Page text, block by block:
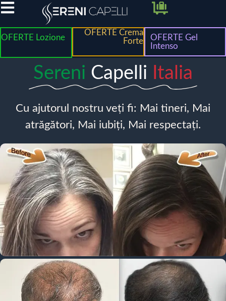
OFERTE Lozione
OFERTE Crema
Forte
OFERTE Gel
Intenso
Sereni Capelli Italia
Cu ajutorul nostru veți fi: Mai tineri, Mai
atrăgători, Mai iubiți, Mai respectați.